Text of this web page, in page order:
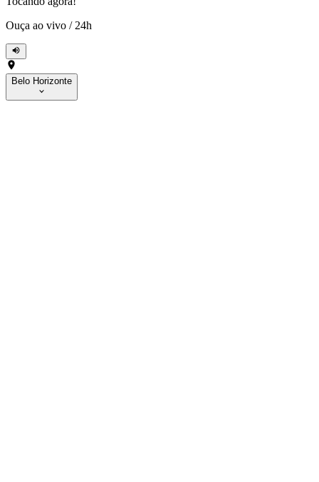
Ouça ao vivo / 24h
Belo Horizonte